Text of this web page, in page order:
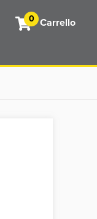
Carrello
0